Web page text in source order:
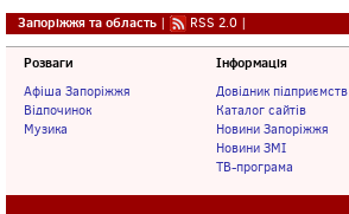
Запоріжжя та область | RSS 2.0 |
Розваги
Афіша Запоріжжя
Відпочинок
Музика
Інформація
Довідник підприємств
Каталог сайтів
Новини Запоріжжя
Новини ЗМІ
ТВ-програма